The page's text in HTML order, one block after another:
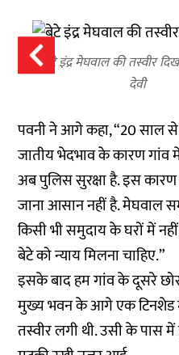
बेटे इंद्र मेघवाल की तस्वीर
देवी
पवनी ने आगे कहा, “20 साल
जातीय भेदभाव के कारण गांव
अब पुलिस सुरक्षा है. इस
जाना आसान नहीं है. मेघवाल
किसी भी समुदाय के घरों में
बेटे को न्याय मिलना चाहिए.”
इसके बाद हम गांव के दूसरे
मुख्य भवन के आगे एक टिनशेड
तस्वीर लगी थी. उसी के पास में